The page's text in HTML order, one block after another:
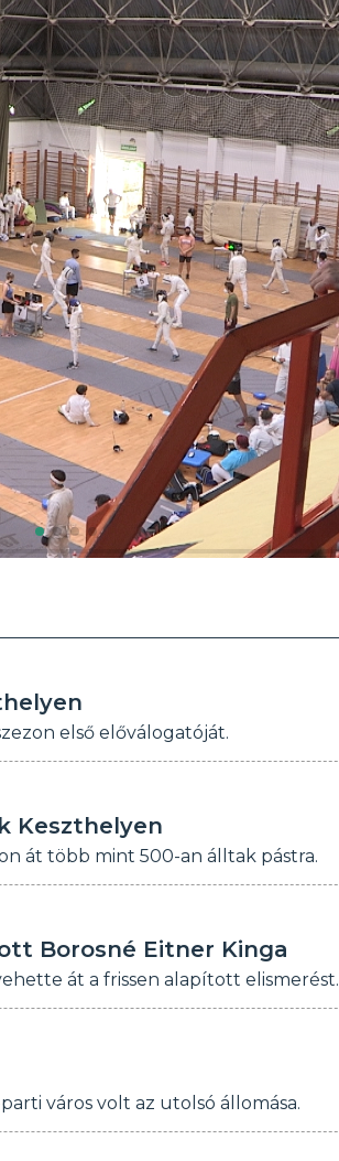
első előválogatóját.
Keszthelyen
át több mint 500-an álltak pástra.
Borosné Eitner Kinga
át a frissen alapított elismerést.
város volt az utolsó állomása.